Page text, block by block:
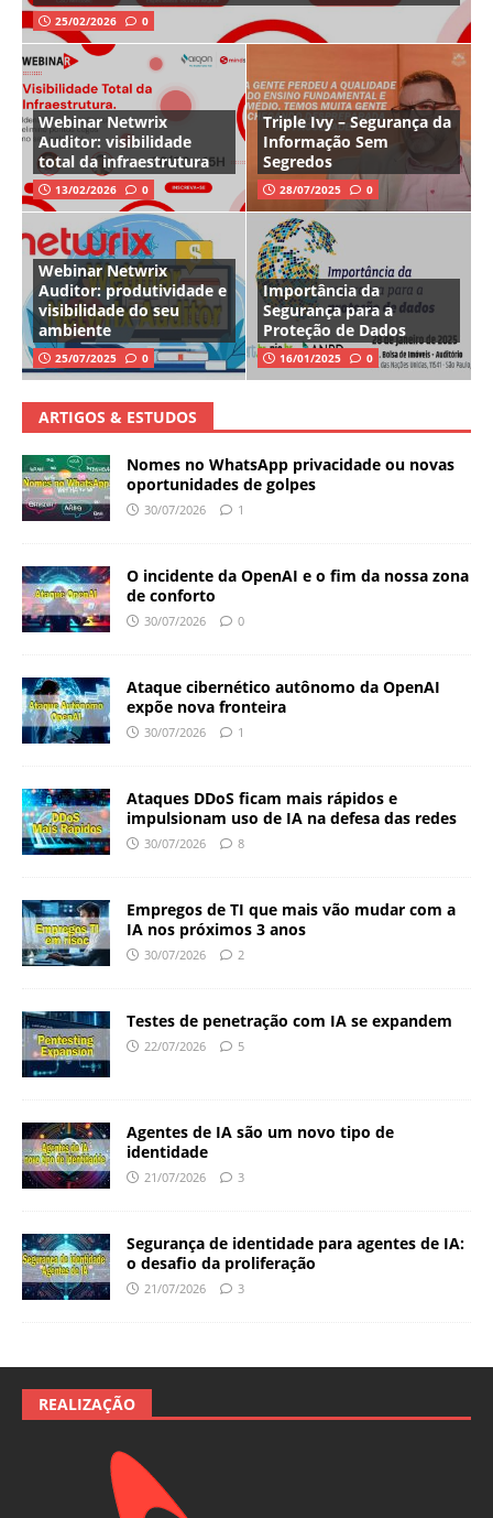
25/02/2026 0
Webinar Netwrix
Auditor: visibilidade
total da infraestrutura
13/02/2026 0
Triple Ivy – Segurança da
Informação Sem
Segredos
28/07/2025 0
Webinar Netwrix
Auditor: produtividade e
visibilidade do seu
ambiente
25/07/2025 0
Importância da
Segurança para a
Proteção de Dados
16/01/2025 0
ARTIGOS & ESTUDOS
Nomes no WhatsApp privacidade ou novas
oportunidades de golpes
30/07/2026 1
O incidente da OpenAI e o fim da nossa zona
de conforto
30/07/2026 0
Ataque cibernético autônomo da OpenAI
expõe nova fronteira
30/07/2026 1
Ataques DDoS ficam mais rápidos e
impulsionam uso de IA na defesa das redes
30/07/2026 8
Empregos de TI que mais vão mudar com a
IA nos próximos 3 anos
30/07/2026 2
Testes de penetração com IA se expandem
22/07/2026 5
Agentes de IA são um novo tipo de
identidade
21/07/2026 3
Segurança de identidade para agentes de IA:
o desafio da proliferação
21/07/2026 3
REALIZAÇÃO